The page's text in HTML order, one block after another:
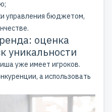
управления бюджетом,
оценка
уникальности
уже имеет игроков.
а использовать